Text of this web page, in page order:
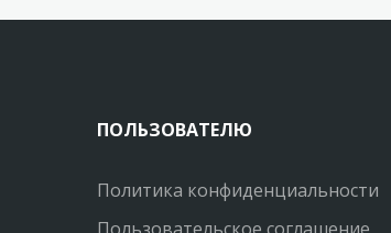
ПОЛЬЗОВАТЕЛЮ
Политика конфиденциальности